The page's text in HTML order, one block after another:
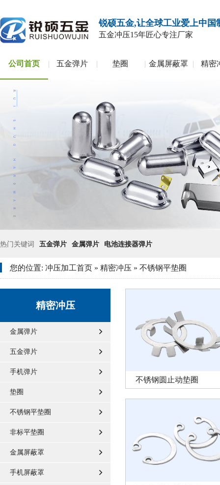
锐硕五金,让全球工业爱上中国
五金冲压15年匠心专注厂家
公司首页 五金弹片 垫圈 金属屏蔽罩 精密
热门关键词 五金弹片 金属弹片 电池连接器弹片
您的位置: 冲压加工首页 » 精密冲压 » 不锈钢平垫圈
精密冲压
金属弹片
五金弹片
手机弹片
垫圈
不锈钢平垫圈
非标平垫圈
金属屏蔽罩
手机屏蔽罩
不锈钢圆止动垫圈